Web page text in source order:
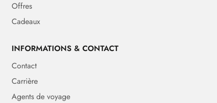
Offres
Cadeaux
INFORMATIONS & CONTACT
Contact
Carrière
Agents de voyage